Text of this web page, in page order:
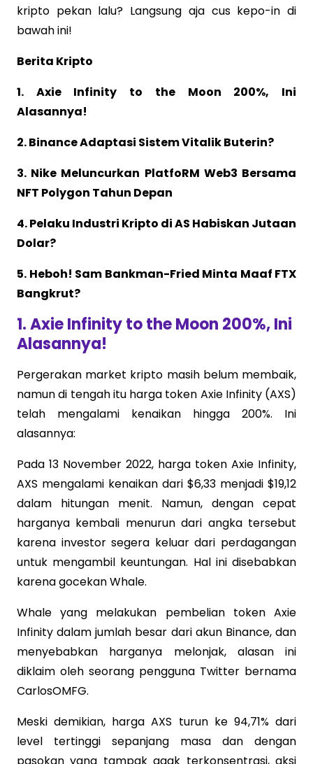
kripto pekan lalu? Langsung aja cus kepo-in di
bawah ini!
Berita Kripto
1. Axie Infinity to the Moon 200%, Ini
Alasannya!
2. Binance Adaptasi Sistem Vitalik Buterin?
3. Nike Meluncurkan PlatfoRM Web3 Bersama
NFT Polygon Tahun Depan
4. Pelaku Industri Kripto di AS Habiskan Jutaan
Dolar?
5. Heboh! Sam Bankman-Fried Minta Maaf FTX
Bangkrut?
1. Axie Infinity to the Moon 200%, Ini
Alasannya!
Pergerakan market kripto masih belum membaik,
namun di tengah itu harga token Axie Infinity (AXS)
telah mengalami kenaikan hingga 200%. Ini
alasannya:
Pada 13 November 2022, harga token Axie Infinity,
AXS mengalami kenaikan dari $6,33 menjadi $19,12
dalam hitungan menit. Namun, dengan cepat
harganya kembali menurun dari angka tersebut
karena investor segera keluar dari perdagangan
untuk mengambil keuntungan. Hal ini disebabkan
karena gocekan Whale.
Whale yang melakukan pembelian token Axie
Infinity dalam jumlah besar dari akun Binance, dan
menyebabkan harganya melonjak, alasan ini
diklaim oleh seorang pengguna Twitter bernama
CarlosOMFG.
Meski demikian, harga AXS turun ke 94,71% dari
level tertinggi sepanjang masa dan dengan
pasokan yang tampak agak terkonsentrasi, aksi